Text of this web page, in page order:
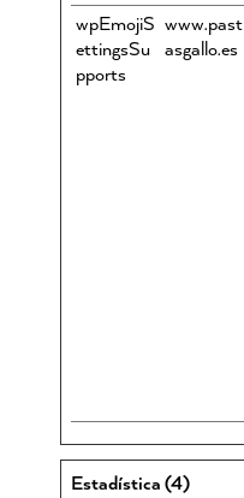
wpEmojiS
ettingsSu
pports
www.past
asgallo.es
Estadística (4)